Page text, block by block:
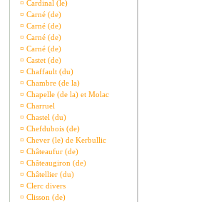
¤ Cardinal (le)
¤ Carné (de)
¤ Carné (de)
¤ Carné (de)
¤ Carné (de)
¤ Castet (de)
¤ Chaffault (du)
¤ Chambre (de la)
¤ Chapelle (de la) et Molac
¤ Charruel
¤ Chastel (du)
¤ Chefdubois (de)
¤ Chever (le) de Kerbullic
¤ Châteaufur (de)
¤ Châteaugiron (de)
¤ Châtellier (du)
¤ Clerc divers
¤ Clisson (de)